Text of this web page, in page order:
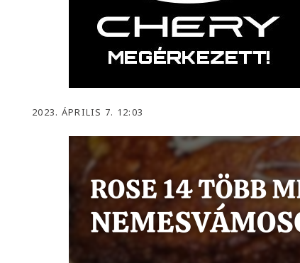
2023. ÁPRILIS 7. 12:03